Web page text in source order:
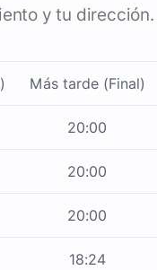
y tu dirección.
Más tarde (Final)
20:00
20:00
20:00
18:24